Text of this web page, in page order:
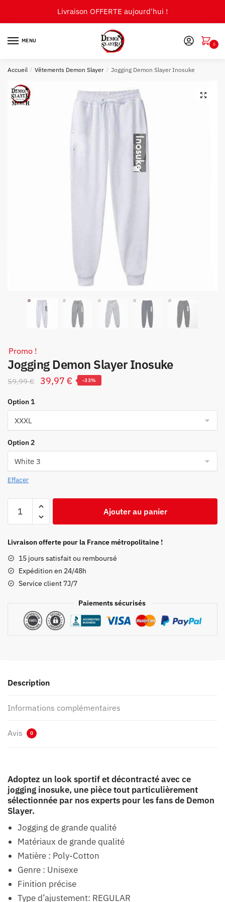
Livraison OFFERTE aujourd'hui !
MENU
0
Accueil / Vêtements Demon Slayer / Jogging Demon Slayer Inosuke
🔍
Promo !
Jogging Demon Slayer Inosuke
59,99€
Le
39,97 €Le
-33%
Option 1
Option 2
Effacer
Demon
Inosuke
Ajouter au panier
Livraison offerte pour la France métropolitaine !
15 jours satisfait ou remboursé
Expédition en 24/48h
Service client 7J/7
Paiements sécurisés
Description
Informations complémentaires
Avis 0
Adoptez un look sportif et décontracté avec ce
jogging inosuke, une pièce tout particulièrement
sélectionnée par nos experts pour les fans de Demon
Slayer.
Jogging de grande qualité
Matériaux de grande qualité
Matière : Poly-Cotton
Genre : Unisexe
Finition précise
Type d’ajustement: REGULAR